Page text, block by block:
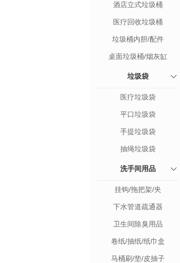
酒店立式垃圾桶
医疗回收垃圾桶
垃圾桶内胆/配件
桌面垃圾桶/烟灰缸
垃圾袋
医疗垃圾袋
平口垃圾袋
手提垃圾袋
抽绳垃圾袋
洗手间用品
挂钩/拖把架/夹
下水管道疏通器
卫生间除臭用品
卷纸/抽纸/纸巾盒
马桶刷/垫/皮抽子